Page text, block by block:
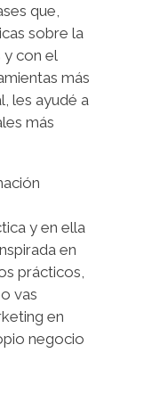
que,
sobre la
y con el
más
les ayudé a
más
y en ella
en
prácticos,
vas
en
negocio